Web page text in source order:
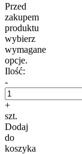
Przed
zakupem
produktu
wybierz
wymagane
opcje.
Ilość:
-
+
szt.
Dodaj
do
koszyka